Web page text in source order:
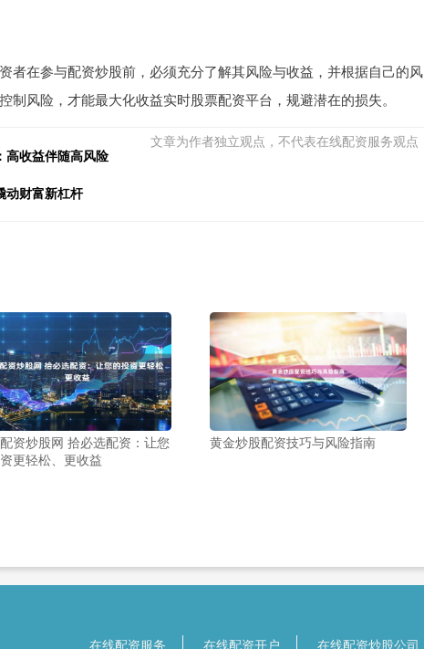
者在参与配资炒股前，必须充分了解其风险与收益，并根据自己的风
风险，才能最大化收益实时股票配资平台，规避潜在的损失。
文章为作者独立观点，不代表在线配资服务观点
高收益伴随高风险
动财富新杠杆
资炒股网 拾必选配资：让您
更轻松、更收益
黄金炒股配资技巧与风险指南
在线配资服务 在线配资开户 在线配资炒股公司